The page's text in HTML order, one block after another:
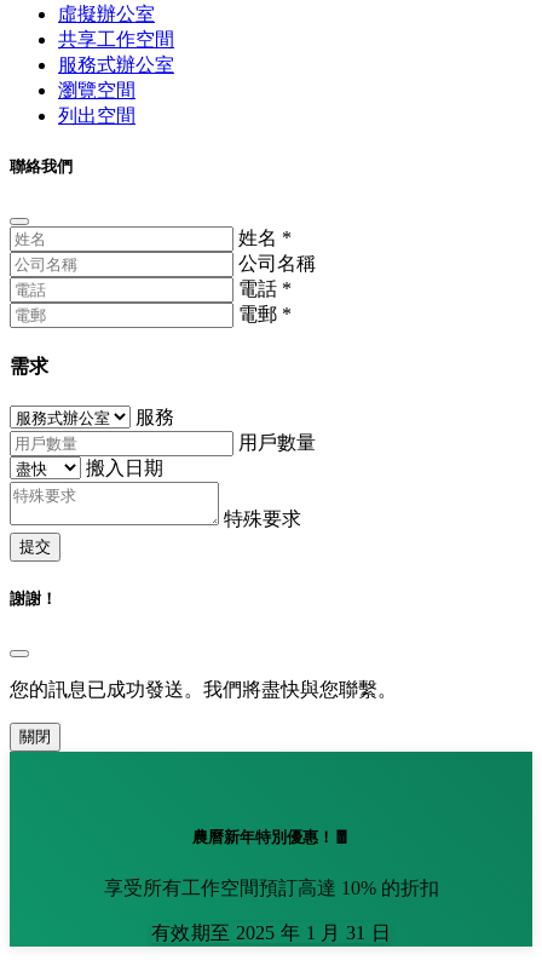
虛擬辦公室
共享工作空間
服務式辦公室
瀏覽空間
列出空間
聯絡我們
姓名 *
公司名稱
電話 *
電郵 *
需求
服務
用戶數量
搬入日期
特殊要求
提交
謝謝！
您的訊息已成功發送。我們將盡快與您聯繫。
關閉
農曆新年特別優惠！🧧
享受所有工作空間預訂高達 10% 的折扣
有效期至 2025 年 1 月 31 日